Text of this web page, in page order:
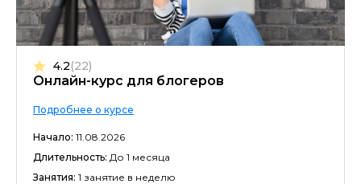
Онлайн-курс для блогеров
4.2(22)
Подробнее о курсе
Начало: 11.08.2026
Длительность: До 1 месяца
Занятия: 1 занятие в неделю